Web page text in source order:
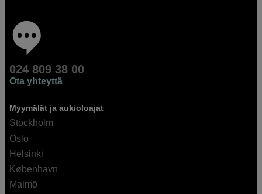
024 809 38 00
Ota yhteyttä
Myymälät ja aukioloajat
Stockholm
Oslo
Helsinki
København
Malmö